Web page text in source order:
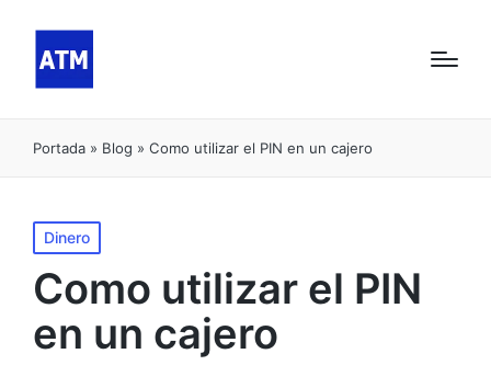
Portada » Blog » Como utilizar el PIN en un cajero
Publicado
en
Dinero
Como utilizar el PIN
en un cajero